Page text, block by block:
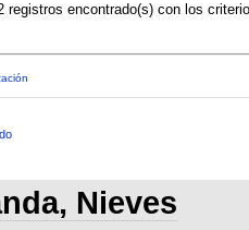
registros encontrado(s) con los
Nieves